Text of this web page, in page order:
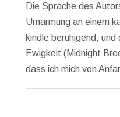
Die Sprache des
Umarmung an einem
kindle beruhigend,
Ewigkeit (Midnight
dass ich mich von